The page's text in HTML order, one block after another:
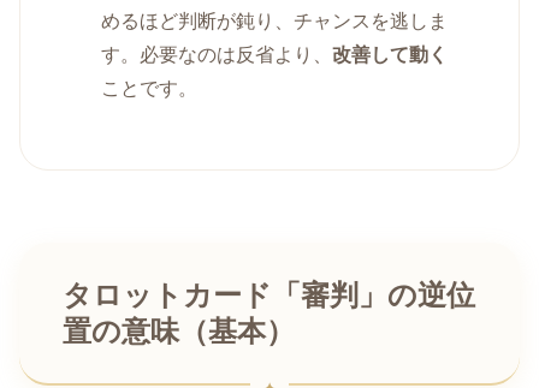
めるほど判断が鈍り、チャンスを逃しま
す。必要なのは反省より、改善して動く
ことです。
タロットカード「審判」の逆位
置の意味（基本）